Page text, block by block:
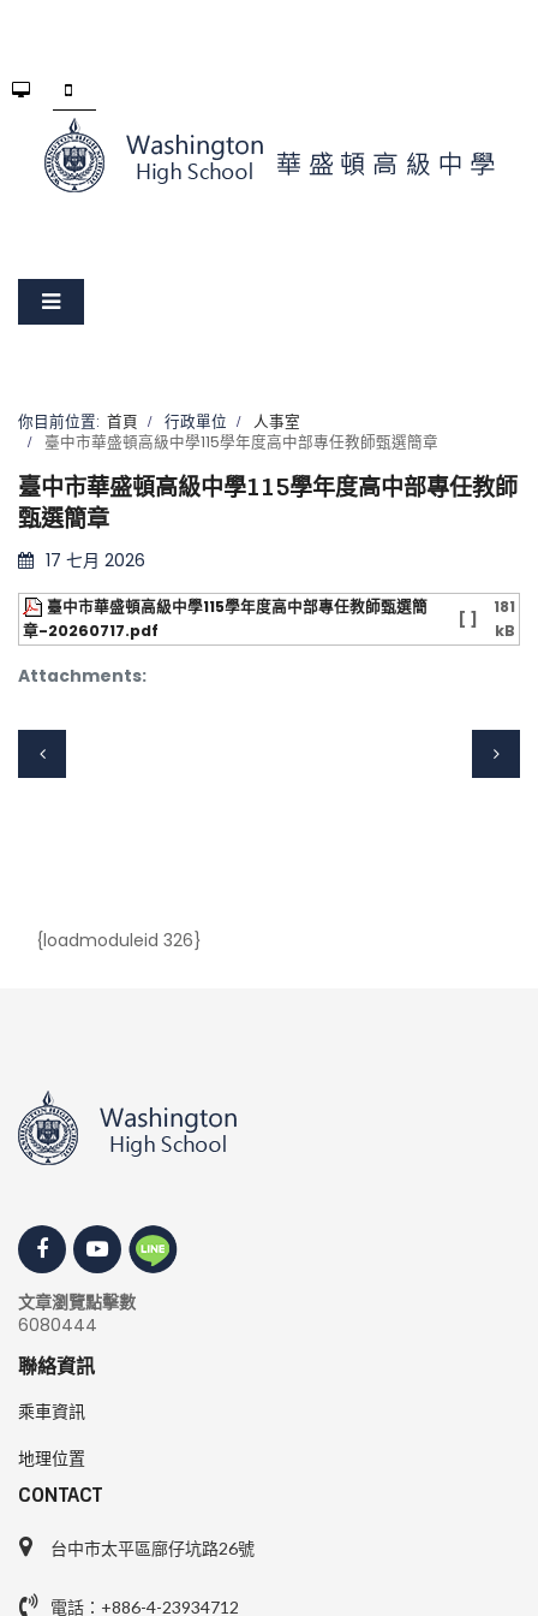
你目前位置: 首頁 行政單位
人事室
臺中市華盛頓高級中學115學年度高中部專任教師甄選簡章
臺中市華盛頓高級中學115學年度高中部專任教師
甄選簡章
17 七月 2026
Attachments:
臺中市華盛頓高級中學115學年度高中部專任教師甄選簡
章-20260717.pdf
[ ]
181
kB
{loadmoduleid 326}
文章瀏覽點擊數
6080444
聯絡資訊
乘車資訊
地理位置
CONTACT
台中市太平區廍仔坑路26號
電話：+886-4-23934712